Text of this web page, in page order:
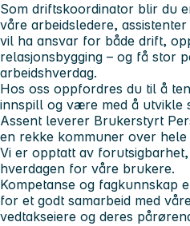
Som driftskoordinator blir du
våre arbeidsledere,
vil ha ansvar for både drift,
relasjonsbygging – og få stor
arbeidshverdag.
Hos oss oppfordres du til å
innspill og være med å utvikle
Assent leverer Brukerstyrt
en rekke kommuner over hele
Vi er opptatt av
hverdagen for våre brukere.
Kompetanse og fagkunnskap
for et godt samarbeid med
vedtakseiere og deres